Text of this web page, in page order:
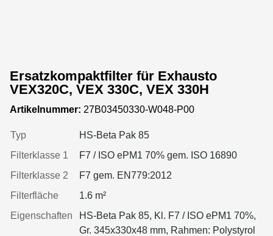
Ersatzkompaktfilter für Exhausto
VEX320C, VEX 330C, VEX 330H
Artikelnummer: 27B03450330-W048-P00
Typ
HS-Beta Pak 85
Filterklasse 1
F7 / ISO ePM1 70% gem. ISO 16890
Filterklasse 2
F7 gem. EN779:2012
Filterfläche
1.6 m²
Eigenschaften
HS-Beta Pak 85, Kl. F7 / ISO ePM1 70%,
Gr. 345x330x48 mm, Rahmen: Polystyrol